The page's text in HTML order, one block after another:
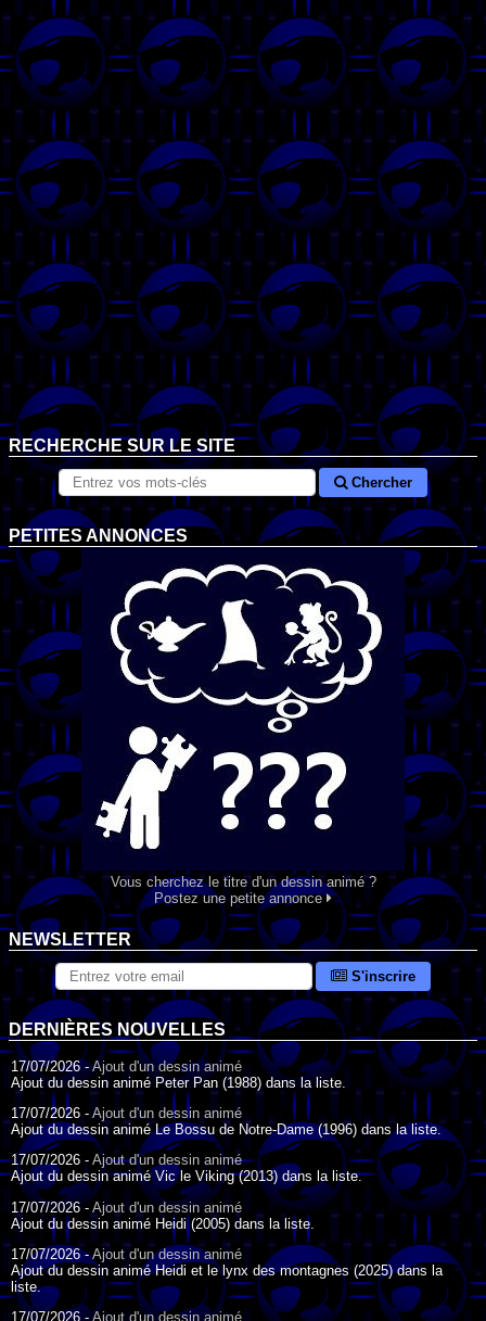
RECHERCHE SUR LE SITE
Chercher
PETITES ANNONCES
Vous cherchez le titre d'un dessin animé ?
Postez une petite annonce
NEWSLETTER
S'inscrire
DERNIÈRES NOUVELLES
17/07/2026 -Ajout d'un dessin animé
Ajout du dessin animé Peter Pan (1988) dans la liste.
17/07/2026 - Ajout d'un dessin animé
Ajout du dessin animé Le Bossu de Notre-Dame (1996) dans la liste.
17/07/2026 - Ajout d'un dessin animé
Ajout du dessin animé Vic le Viking (2013) dans la liste.
17/07/2026 - Ajout d'un dessin animé
Ajout du dessin animé Heidi (2005) dans la liste.
17/07/2026 -Ajout d'un dessin animé
Ajout du dessin animé Heidi et le lynx des montagnes (2025) dans la
liste.
17/07/2026 -Ajout d'un dessin animé